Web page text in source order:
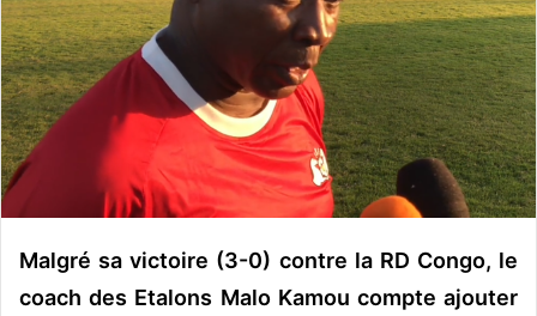
u
n
c
u
r
i
l
Malgré sa victoire (3-0) contre la RD Congo, le
coach des Etalons Malo Kamou compte ajouter